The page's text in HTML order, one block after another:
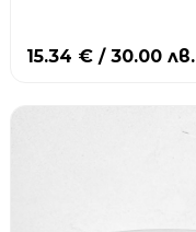
15.34 € / 30.00 лв.